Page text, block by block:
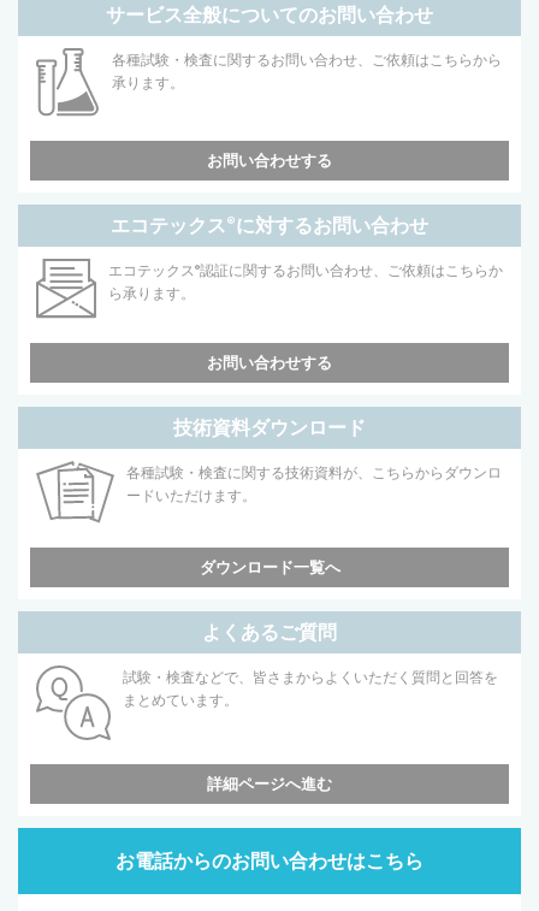
サービス全般についてのお問い合わせ
各種試験・検査に関するお問い合わせ、ご依頼はこちらから
承ります。
お問い合わせする
エコテックス®に対するお問い合わせ
エコテックス®認証に関するお問い合わせ、ご依頼はこちらか
ら承ります。
お問い合わせする
技術資料ダウンロード
各種試験・検査に関する技術資料が、こちらからダウンロ
ードいただけます。
ダウンロード一覧へ
よくあるご質問
試験・検査などで、皆さまからよくいただく質問と回答を
まとめています。
詳細ページへ進む
お電話からのお問い合わせはこちら